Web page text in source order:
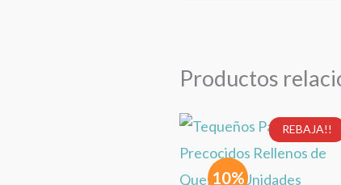
Productos
REBAJA!!
10%
precio
original
era:
El
precio
actual
Tequeños
Party
de